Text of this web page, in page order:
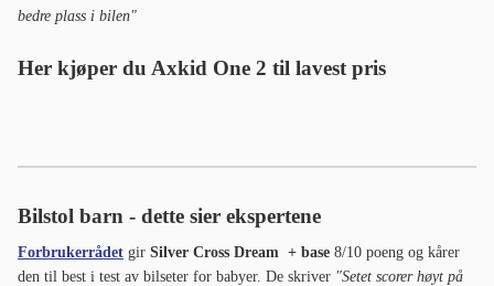
bedre plass i bilen"
Her kjøper du Axkid One 2 til lavest pris
Bilstol barn - dette sier ekspertene
Forbrukerrådet gir Silver Cross Dream + base 8/10 poeng og kårer
den til best i test av bilseter for babyer. De skriver "Setet scorer høyt på